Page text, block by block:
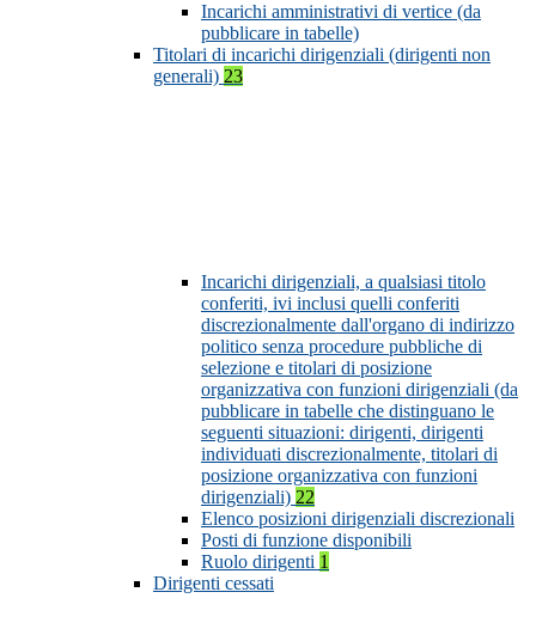
Incarichi amministrativi di vertice (da
pubblicare in tabelle)
Titolari di incarichi dirigenziali (dirigenti non
generali) 23
Incarichi dirigenziali, a qualsiasi titolo
conferiti, ivi inclusi quelli conferiti
discrezionalmente dall'organo di indirizzo
politico senza procedure pubbliche di
selezione e titolari di posizione
organizzativa con funzioni dirigenziali (da
pubblicare in tabelle che distinguano le
seguenti situazioni: dirigenti, dirigenti
individuati discrezionalmente, titolari di
posizione organizzativa con funzioni
dirigenziali) 22
Elenco posizioni dirigenziali discrezionali
Posti di funzione disponibili
Ruolo dirigenti 1
Dirigenti cessati